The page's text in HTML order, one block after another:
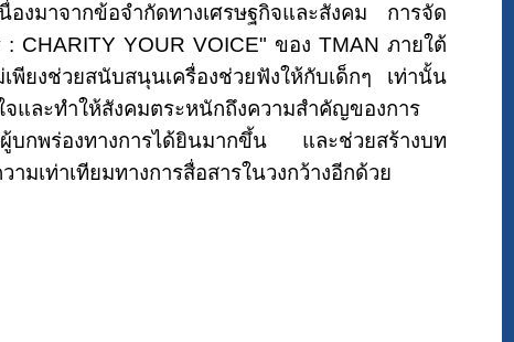
องมาจากข้อจำกัดทางเศรษฐกิจและสังคม การจัด
: CHARITY YOUR VOICE" ของ TMAN ภายใต้
พียงช่วยสนับสนุนเครื่องช่วยฟังให้กับเด็กๆ เท่านั้น
จและทำให้สังคมตระหนักถึงความสำคัญของการ
ผู้บกพร่องทางการได้ยินมากขึ้น และช่วยสร้างบท
มเท่าเทียมทางการสื่อสารในวงกว้างอีกด้วย